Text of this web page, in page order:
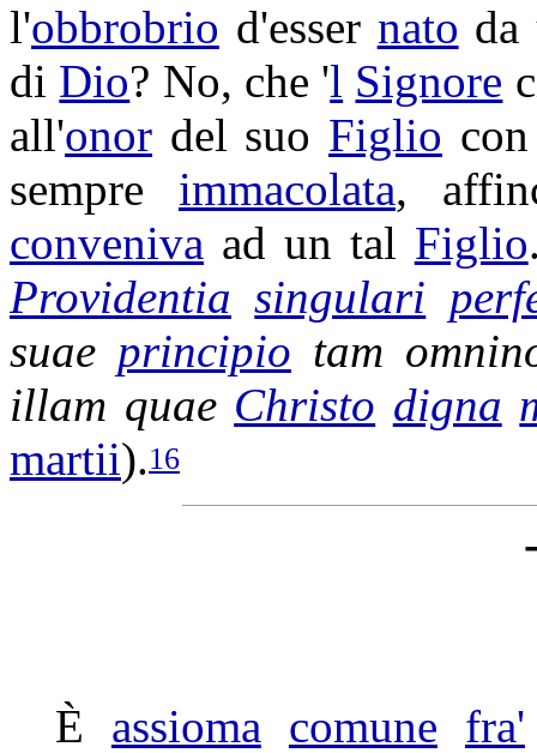
l'obbrobrio d'esser nato
di Dio? No, che 'l Signore
all'onor del suo Figlio
sempre immacolata,
conveniva ad un tal Figlio
Providentia singulari
suae principio tam
illam quae Christo digna
martii).16
È assioma comune fra'